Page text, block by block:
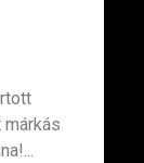
márkás